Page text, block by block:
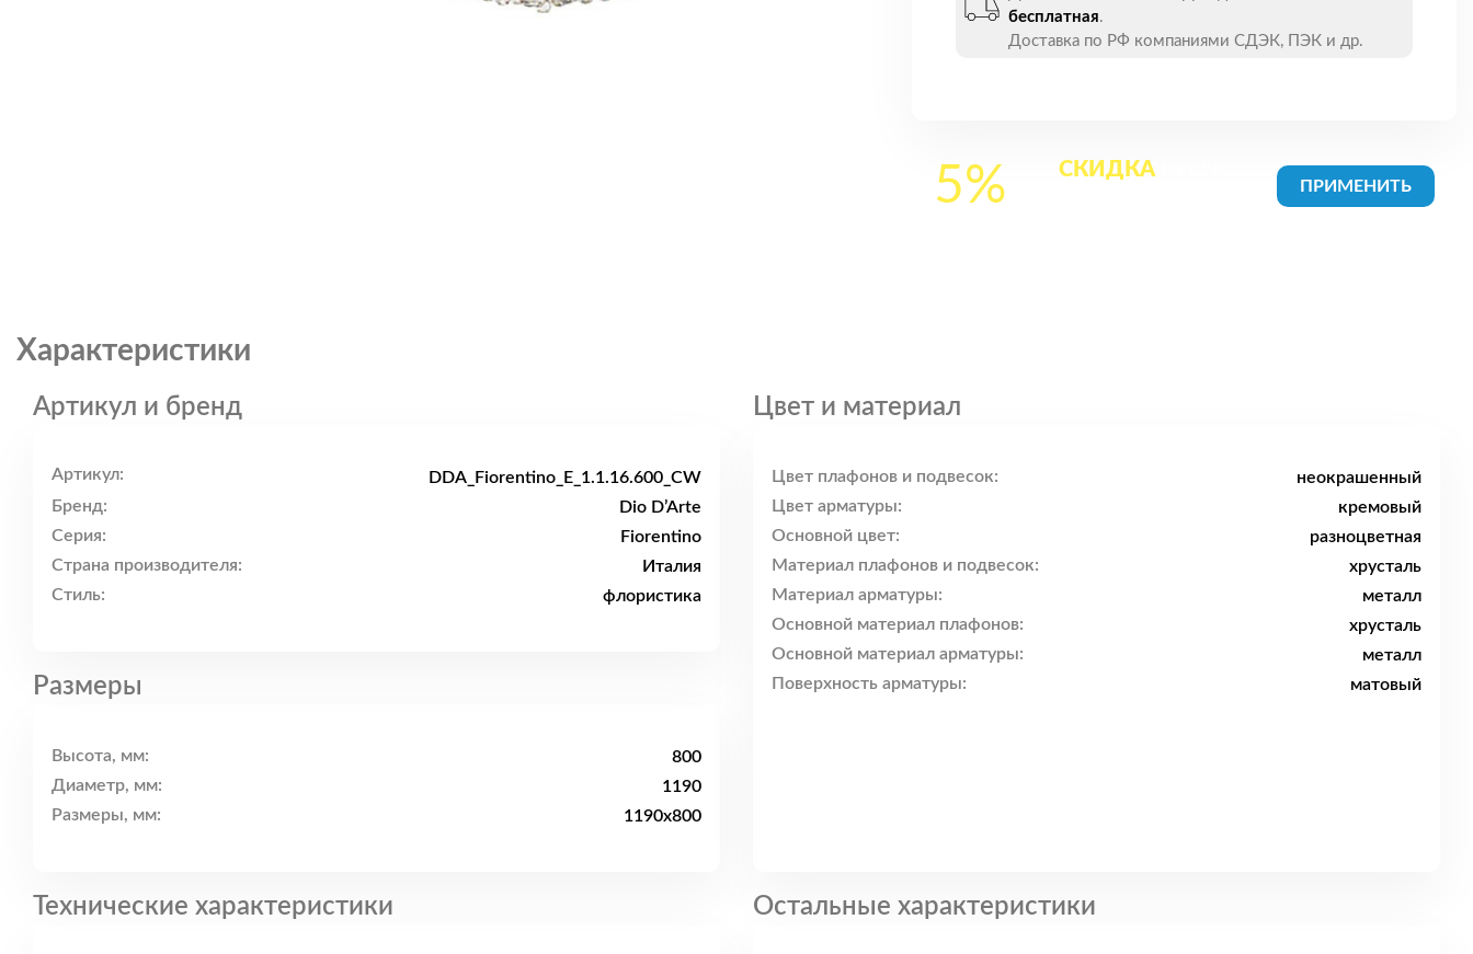
бесплатная.
Доставка по РФ компаниями СДЭК, ПЭК и др.
5% СКИДКА
Характеристики
Артикул и бренд
Артикул:
DDA_Fiorentino_E_1.1.16.600_CW
Бренд:
Dio D’Arte
Серия:
Fiorentino
Страна производителя:
Италия
Стиль:
флористика
Размеры
Высота, мм:
800
Диаметр, мм:
1190
Размеры, мм:
1190x800
Цвет и материал
Цвет плафонов и подвесок:
неокрашенный
Цвет арматуры:
кремовый
Основной цвет:
разноцветная
Материал плафонов и подвесок:
хрусталь
Материал арматуры:
металл
Основной материал плафонов:
хрусталь
Основной материал арматуры:
металл
Поверхность арматуры:
матовый
Технические характеристики Остальные характеристики